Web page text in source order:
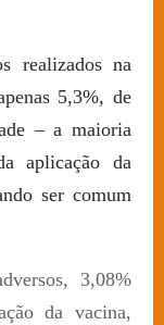
realizados na
5,3%, de
– a maioria
aplicação da
ser comum
3,08%
da vacina,